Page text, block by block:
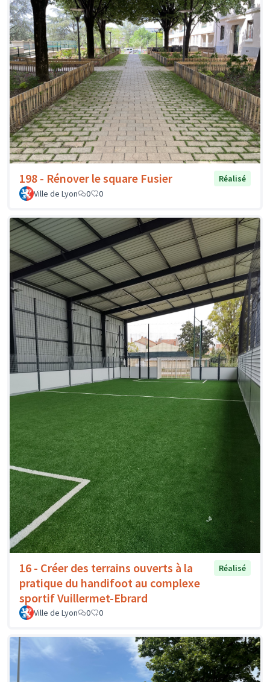
198 - Rénover le square Fusier
Réalisé
Ville de Lyon
0 0
16 - Créer des terrains ouverts à la
pratique du handifoot au complexe
sportif Vuillermet-Ebrard
Réalisé
Ville de Lyon 0 0